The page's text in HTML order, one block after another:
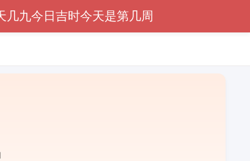
几九今日吉时今天是第几周